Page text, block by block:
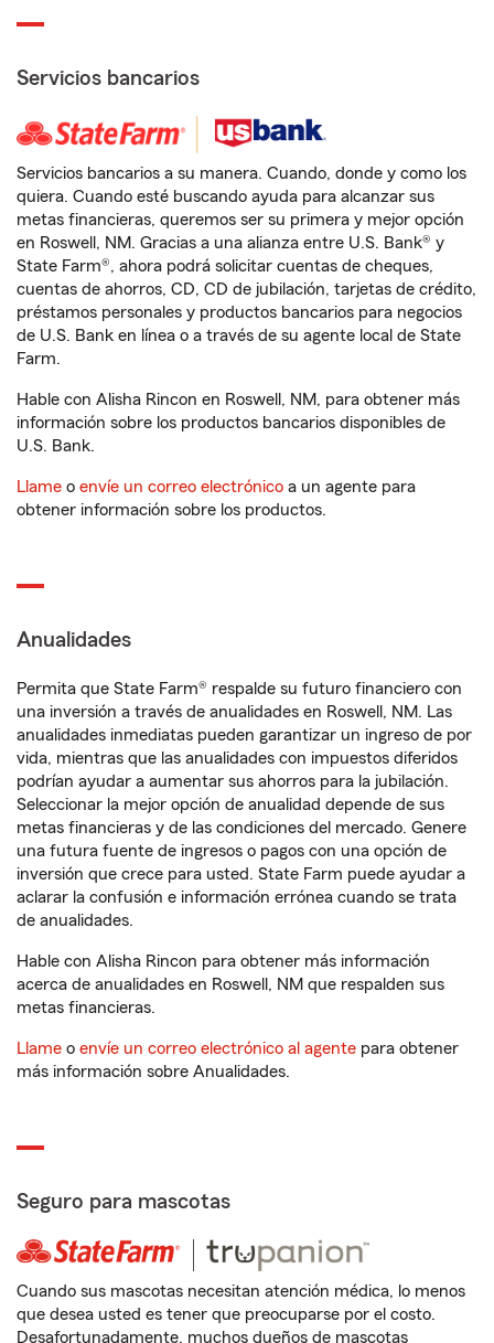
Servicios bancarios
Servicios bancarios a su manera. Cuando, donde y como los
quiera. Cuando esté buscando ayuda para alcanzar sus
metas financieras, queremos ser su primera y mejor opción
en Roswell, NM. Gracias a una alianza entre U.S. Bank® y
State Farm®, ahora podrá solicitar cuentas de cheques,
cuentas de ahorros, CD, CD de jubilación, tarjetas de crédito,
préstamos personales y productos bancarios para negocios
de U.S. Bank en línea o a través de su agente local de State
Farm.
Hable con Alisha Rincon en Roswell, NM, para obtener más
información sobre los productos bancarios disponibles de
U.S. Bank.
Llame o envíe un correo electrónico a un agente para
obtener información sobre los productos.
Anualidades
Permita que State Farm® respalde su futuro financiero con
una inversión a través de anualidades en Roswell, NM. Las
anualidades inmediatas pueden garantizar un ingreso de por
vida, mientras que las anualidades con impuestos diferidos
podrían ayudar a aumentar sus ahorros para la jubilación.
Seleccionar la mejor opción de anualidad depende de sus
metas financieras y de las condiciones del mercado. Genere
una futura fuente de ingresos o pagos con una opción de
inversión que crece para usted. State Farm puede ayudar a
aclarar la confusión e información errónea cuando se trata
de anualidades.
Hable con Alisha Rincon para obtener más información
acerca de anualidades en Roswell, NM que respalden sus
metas financieras.
Llame o envíe un correo electrónico al agente para obtener
más información sobre Anualidades.
Seguro para mascotas
Cuando sus mascotas necesitan atención médica, lo menos
que desea usted es tener que preocuparse por el costo.
Desafortunadamente, muchos dueños de mascotas